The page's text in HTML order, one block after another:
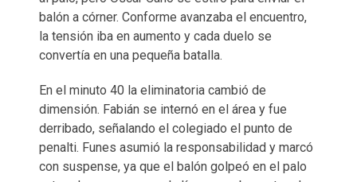
balón a córner. Conforme avanzaba el encuentro,
la tensión iba en aumento y cada duelo se
convertía en una pequeña batalla.
En el minuto 40 la eliminatoria cambió de
dimensión. Fabián se internó en el área y fue
derribado, señalando el colegiado el punto de
penalti. Funes asumió la responsabilidad y marcó
con suspense, ya que el balón golpeó en el palo